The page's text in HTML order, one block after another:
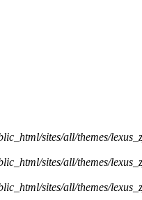
sites/all/themes/
sites/all/themes/
sites/all/themes/